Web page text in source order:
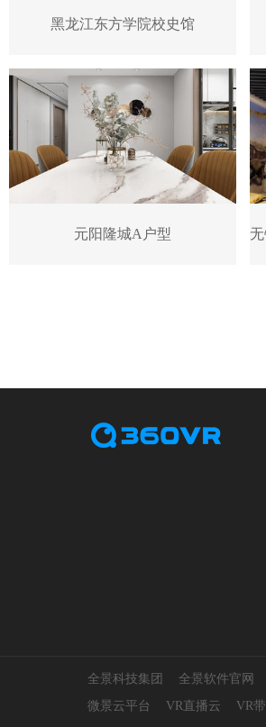
黑龙江东方学院校史馆
元阳隆城A户型
全景科技集团 全景软件官网
微景云平台
VR直播云 VR